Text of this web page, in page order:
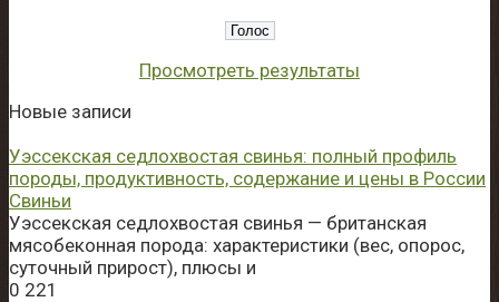
Просмотреть результаты
Новые записи
Уэссекская седлохвостая свинья: полный профиль
породы, продуктивность, содержание и цены в России
Свиньи
Уэссекская седлохвостая свинья — британская
мясобеконная порода: характеристики (вес, опорос,
суточный прирост), плюсы и
0 221